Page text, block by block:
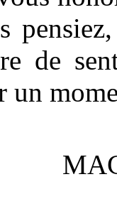
de
un